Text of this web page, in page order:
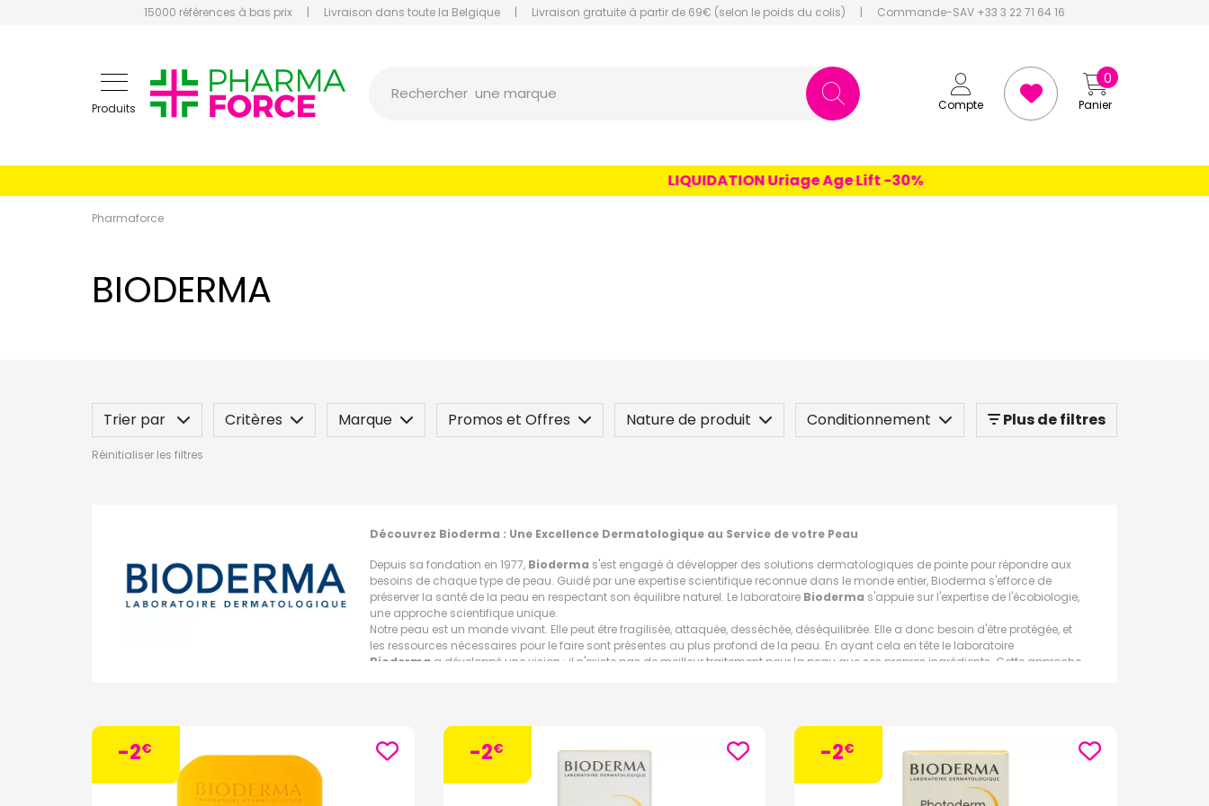
15000 références à bas prix | Livraison dans toute la Belgique | Livraison gratuite à partir de 69€ (selon le poids du colis) | Commande-SAV +33 3 22 71 64 16
Produits Compte Panier
0
Rechercher
un conseil
LIQUIDATION Uriage Age Lift -30%
Pharmaforce
BIODERMA
Trier par Critères Marque Promos et Offres Nature de produit
Conditionnement
Spécificité
Plus de filtres
Réinitialiser les filtres
Découvrez Bioderma : Une Excellence Dermatologique au Service de votre Peau
Depuis sa fondation en 1977, Bioderma s'est engagé à développer des solutions dermatologiques de pointe pour répondre aux
besoins de chaque type de peau. Guidé par une expertise scientifique reconnue dans le monde entier, Bioderma s'efforce de
préserver la santé de la peau en respectant son équilibre naturel. Le laboratoire Bioderma s'appuie sur l'expertise de l'écobiologie,
une approche scientifique unique.
Notre peau est un monde vivant. Elle peut être fragilisée, attaquée, desséchée, déséquilibrée. Elle a donc besoin d'être protégée, et
les ressources nécessaires pour le faire sont présentes au plus profond de la peau. En ayant cela en tête le laboratoire
Bioderma a développé une vision : il n'existe pas de meilleur traitement pour la peau que ses propres ingrédients. Cette approche
Les différentes gammes de la marque
La gamme Atoderm Bioderma :
La gamme Atoderm est spécialement conçue pour les peaux sèches, très sèches et atopiques. Enrichis en agents hydratants et
relipidants, les produits Atoderm aident à restaurer la barrière cutanée, à apaiser les irritations et à réduire les sensations de
-2€ -2€ -2€